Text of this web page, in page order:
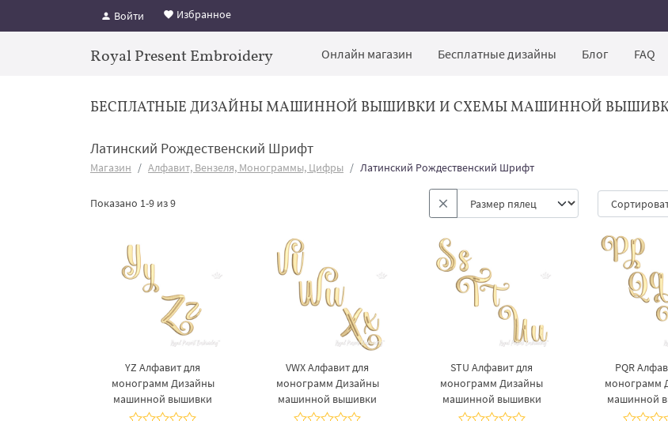
Войти Избранное
Royal Present Embroidery Онлайн магазин Бесплатные дизайны Блог FAQ
БЕСПЛАТНЫЕ ДИЗАЙНЫ МАШИННОЙ ВЫШИВКИ И СХЕМЫ МАШИННОЙ
Латинский Рождественский Шрифт
Магазин Алфавит, Вензеля, Монограммы, Цифры Латинский Рождественский Шрифт
Показано 1-9 из 9
YZ Алфавит для
монограмм Дизайны
машинной вышивки
VWX Алфавит для
монограмм Дизайны
машинной вышивки
STU Алфавит для
монограмм Дизайны
машинной вышивки
PQR
монограмм
машинной